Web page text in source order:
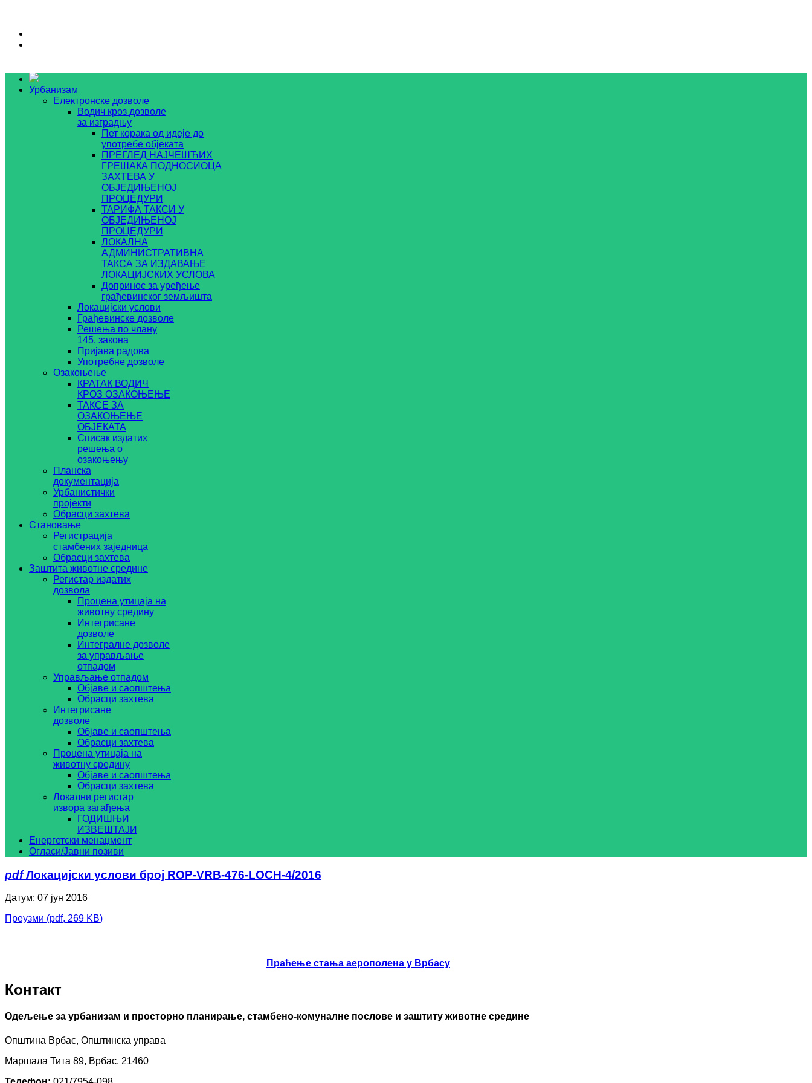
Урбанизам
Електронске дозволе
Водич кроз дозволе
за изградњу
Пет корака од идеје до
употребе објеката
ПРЕГЛЕД НАЈЧЕШЋИХ
ГРЕШАКА ПОДНОСИОЦА
ЗАХТЕВА У
ОБЈЕДИЊЕНОЈ
ПРОЦЕДУРИ
ТАРИФА ТАКСИ У
ОБЈЕДИЊЕНОЈ
ПРОЦЕДУРИ
ЛОКАЛНА
АДМИНИСТРАТИВНА
ТАКСА ЗА ИЗДАВАЊЕ
ЛОКАЦИЈСКИХ УСЛОВА
Допринос за уређење
грађевинског земљишта
Локацијски услови
Грађевинске дозволе
Решења по члану
145. закона
Пријава радова
Употребне дозволе
Озакоњење
КРАТАК ВОДИЧ
КРОЗ ОЗАКОЊЕЊЕ
ТАКСЕ ЗА
ОЗАКОЊЕЊЕ
ОБЈЕКАТА
Списак издатих
решења о
озакоњењу
Планска
документација
Урбанистички
пројекти
Обрасци захтева
Становање
Регистрација
стамбених заједница
Обрасци захтева
Заштита животне средине
Регистар издатих
дозвола
Процена утицаја на
животну средину
Интегрисане
дозволе
Интегралне дозволе
за управљање
отпадом
Управљање отпадом
Објаве и саопштења
Обрасци захтева
Интегрисане
дозволе
Објаве и саопштења
Обрасци захтева
Процена утицаја на
животну средину
Објаве и саопштења
Обрасци захтева
Локални регистар
извора загађења
ГОДИШЊИ
ИЗВЕШТАЈИ
Енергетски менаџмент
Огласи/Јавни позиви
pdf Локацијски услови број ROP-VRB-476-LOCH-4/2016
Датум: 07 јун 2016
Преузми (pdf, 269 KB)
Праћење стања аерополена у Врбасу
Контакт
Одељење за урбанизам и просторно планирање, стамбено-комуналне послове и заштиту животне средине
Општина Врбас, Општинска управа
Маршала Тита 89, Врбас, 21460